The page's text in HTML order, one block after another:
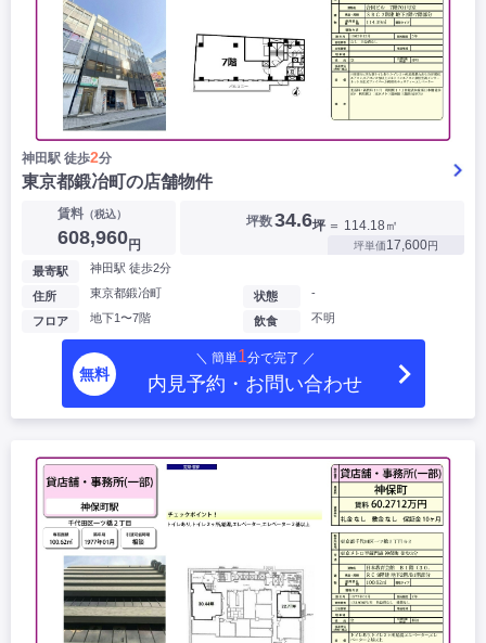
神田駅 徒歩2分
東京都鍛冶町の店舗物件
賃料（税込）
608,960円
坪数34.6坪 ＝ 114.18㎡
坪単価17,600円
最寄駅 神田駅 徒歩2分
住所 東京都鍛冶町
フロア 地下1〜7階
状態 -
飲食 不明
無料
＼ 簡単1分で完了 ／
内見予約・お問い合わせ